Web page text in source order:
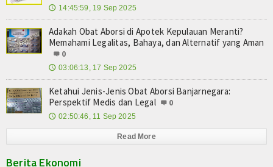
🕔 14:45:59, 19 Sep 2025
Adakah Obat Aborsi di Apotek Kepulauan Meranti?
Memahami Legalitas, Bahaya, dan Alternatif yang Aman
0
🕔 03:06:13, 17 Sep 2025
Ketahui Jenis-Jenis Obat Aborsi Banjarnegara:
Perspektif Medis dan Legal
0
🕔 02:50:46, 11 Sep 2025
Read More
Berita Ekonomi